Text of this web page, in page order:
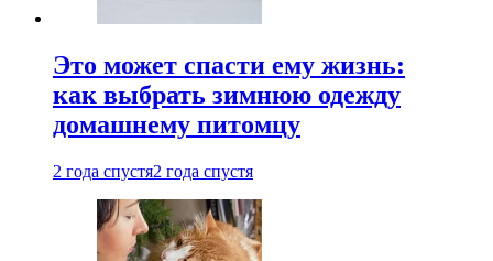
Это может спасти ему жизнь:
как выбрать зимнюю одежду
домашнему питомцу
2 года спустя2 года спустя